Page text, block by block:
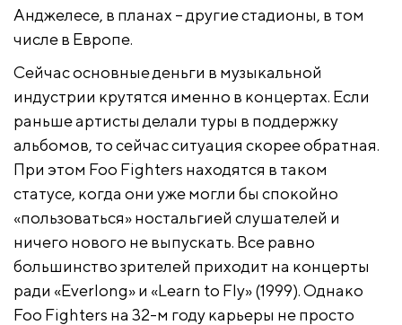
Анджелесе, в планах – другие стадионы, в том
числе в Европе.
Сейчас основные деньги в музыкальной
индустрии крутятся именно в концертах. Если
раньше артисты делали туры в поддержку
альбомов, то сейчас ситуация скорее обратная.
При этом Foo Fighters находятся в таком
статусе, когда они уже могли бы спокойно
«пользоваться» ностальгией слушателей и
ничего нового не выпускать. Все равно
большинство зрителей приходит на концерты
ради «Everlong» и «Learn to Fly» (1999). Однако
Foo Fighters на 32-м году карьеры не просто